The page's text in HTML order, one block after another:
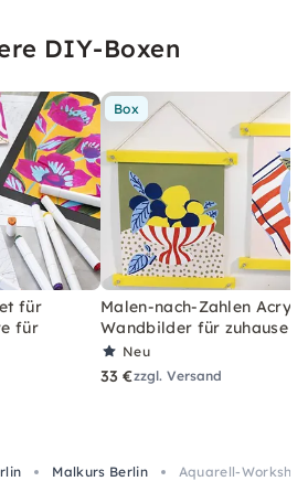
helfen, ihre eigene
DIY-Boxen
für
für
Box
Malen-nach-Zahlen Acryl-
Wandbilder für zuhause
Neu
33 €zzgl. Versand
Malkurs Berlin
Aquarell-